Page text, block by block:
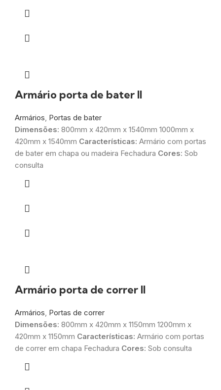
Armário porta de bater II
Armários, Portas de bater
Dimensões: 800mm x 420mm x 1540mm 1000mm x
420mm x 1540mm Características: Armário com portas
de bater em chapa ou madeira Fechadura Cores: Sob
consulta
Armário porta de correr II
Armários, Portas de correr
Dimensões: 800mm x 420mm x 1150mm 1200mm x
420mm x 1150mm Características: Armário com portas
de correr em chapa Fechadura Cores: Sob consulta